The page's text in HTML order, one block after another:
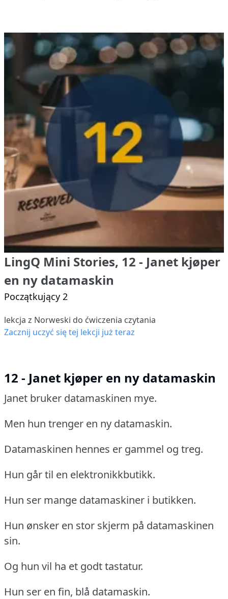
LingQ Mini Stories, 12 - Janet kjøper
en ny datamaskin
Początkujący 2
lekcja z Norweski do ćwiczenia czytania
Zacznij uczyć się tej lekcji już teraz
12 - Janet kjøper en ny datamaskin
Janet bruker datamaskinen mye.
Men hun trenger en ny datamaskin.
Datamaskinen hennes er gammel og treg.
Hun går til en elektronikkbutikk.
Hun ser mange datamaskiner i butikken.
Hun ønsker en stor skjerm på datamaskinen
sin.
Og hun vil ha et godt tastatur.
Hun ser en fin, blå datamaskin.